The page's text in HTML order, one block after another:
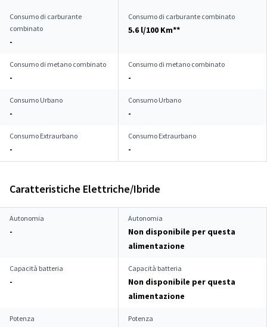
Consumo di carburante
combinato
-
Consumo di carburante combinato
5.6 l/100 Km**
Consumo di metano combinato
-
Consumo di metano combinato
-
Consumo Urbano
-
Consumo Urbano
-
Consumo Extraurbano
-
Consumo Extraurbano
-
Caratteristiche Elettriche/Ibride
Autonomia
-
Autonomia
Non disponibile per questa
alimentazione
Capacità batteria
-
Capacità batteria
Non disponibile per questa
alimentazione
Potenza Potenza